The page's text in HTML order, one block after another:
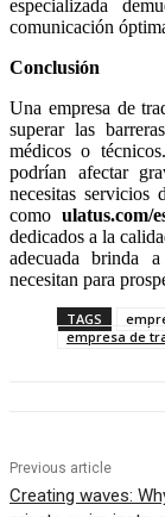
especializada
comunicación
Conclusión
Una empresa de
superar las
médicos o
podrían afectar
necesitas servicios
comoulatus.com/
dedicados a la
adecuada brinda
necesitan para
TAGS
empresa de
Previous article
Creating waves: